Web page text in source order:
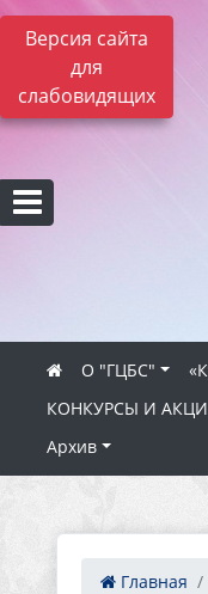
Версия сайта
для
слабовидящих
О "ГЦБС"
КОНКУРСЫ И
Архив
Главная